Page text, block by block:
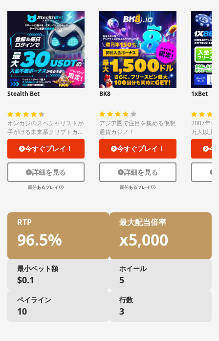
Stealth Bet
オンカジのスペシャリストが
手がける未来系クリプトカジ
ノ！
今すぐプレイ！
詳細を見る
責任あるプレイ
BK8
アジア圏で注目を集める仮想
通貨カジノ！
今すぐプレイ！
詳細を見る
責任あるプレイ
1xBet
2007年オ
万人以上
ジノ★
今
RTP
96.5%
最大配当倍率
x5,000
最小ベット額
$0.1
ホイール
5
ペイライン
10
行数
3